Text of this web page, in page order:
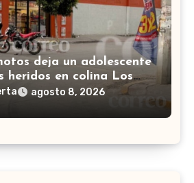
deja un adolescente
heridos en colina Los
León
agosto 8, 2026